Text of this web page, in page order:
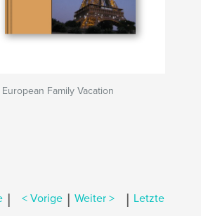
Family Vacation
| < Vorige | Weiter > | Letzte